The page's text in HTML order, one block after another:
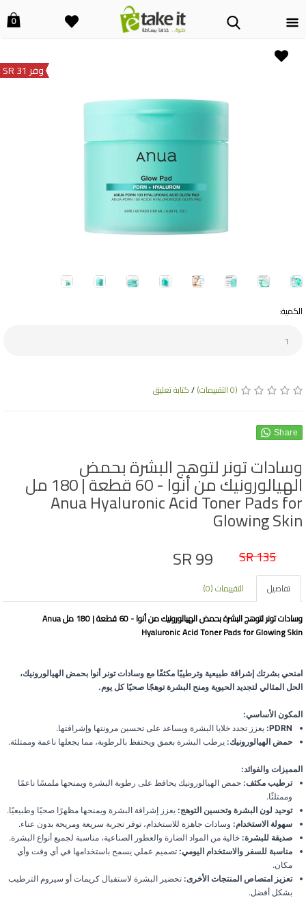
0
وفر 31 SR
الكمية:
(0 التقييمات) /كتابة تعليق
Share
وسادات تونر لتوهج البشرة بحمض
الهيالورونيك من أنوا - 60 قطعة | 180 مل
Anua Hyaluronic Acid Toner Pads for
Glowing Skin
SR 135
SR 99
تفاصيل
التقييمات (0)
وسادات تونر لتوهج البشرة بحمض الهيالورونيك من أنوا - 60 قطعة | 180 مل Anua
Hyaluronic Acid Toner Pads for Glowing Skin
امنحي بشرتك إشراقة طبيعية وترطيبًا مكثفًا مع وسادات تونر أنوا بحمض الهيالورونيك،
الحل المثالي لتجديد الحيوية ومنح البشرة توهجًا صحيًا كل يوم.
المكون الأساسي:
PDRN: يعزز تجدد خلايا البشرة ويساعد على تحسين مرونتها وإشراقتها.
حمض الهيالورونيك: يرطب البشرة بعمق ويحتفظ بالرطوبة، مما يجعلها ناعمة وممتلئة.
المميزات والفوائد:
ترطيب مكثف: حمض الهيالورونيك يحافظ على رطوبة البشرة ويمنحها ملمسًا ناعمًا
وممتلئًا.
توحيد لون البشرة وتحسين التوهج: يعزز إشراقة البشرة ويمنحها مظهرًا صحيًا وطبيعيًا.
سهولة الاستخدام: وسادات جاهزة للاستخدام، توفر تجربة سريعة ومريحة بدون عناء.
صديقة للبشرة: خالية من المواد الضارة والعطور الصناعية، مناسبة لجميع أنواع البشرة.
مناسبة للسفر والاستخدام اليومي: تصميم عملي يسمح باستخدامها في أي وقت وأي
مكان.
تعزيز امتصاص المنتجات الأخرى: تحضير البشرة لاستقبال كريمات أو سيروم الترطيب
بشكل أفضل.